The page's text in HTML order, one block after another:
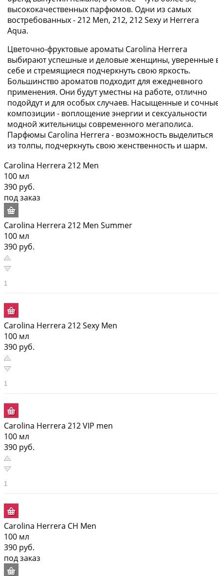
высококачественных парфюмов. Одни из самых
востребованных - 212 Men, 212, 212 Sexy и Herrera
Aqua.
Цветочно-фруктовые ароматы Carolina Herrera
выбирают успешные и деловые женщины, уверенные
себе и стремящиеся подчеркнуть свою яркость.
Большинство ароматов подходит для ежедневного
применения. Они будут уместны на работе, отлично
подойдут и для особых случаев. Насыщенные и
композиции - воплощение энергии и сексуальности
модной жительницы современного мегаполиса.
Парфюмы Carolina Herrera - возможность выделиться
из толпы, подчеркнуть свою женственность и шарм.
Carolina Herrera 212 Men
100 мл
390 руб.
под заказ
Carolina Herrera 212 Men Summer
100 мл
390 руб.
Carolina Herrera 212 Sexy Men
100 мл
390 руб.
Carolina Herrera 212 VIP men
100 мл
390 руб.
Carolina Herrera CH Men
100 мл
390 руб.
под заказ